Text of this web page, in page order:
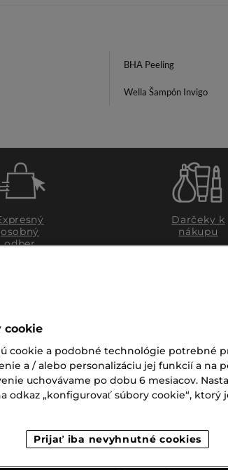
BHA Peeling
Wella Šampón Invigo
osobný
odber
Darčeky k
nákupu
ZÁKAZNÍCKY
Zákaznícky servis
čase od 9:00 – 16:00.
cookie
cookie a podobné technológie potrebné
a / alebo personalizáciu jej funkcií a na
uchovávame po dobu 6 mesiacov.
„konfigurovať súbory cookie“, ktorý
Prijať iba nevyhnutné cookies